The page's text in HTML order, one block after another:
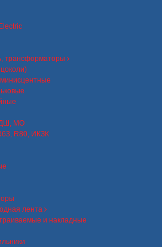
трансформаторы
ДШ, МО
R80, ИКЗК
лента
и накладные